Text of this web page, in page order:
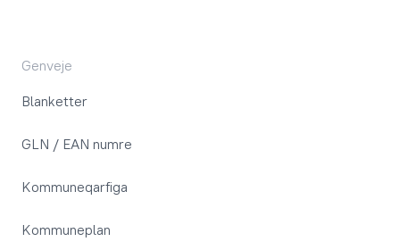
Genveje
Blanketter
GLN / EAN numre
Kommuneqarfiga
Kommuneplan